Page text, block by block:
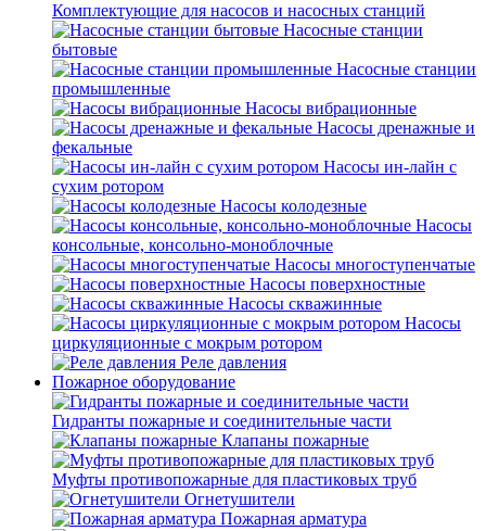
Комплектующие для насосов и насосных станций
Насосные станции
бытовые
Насосные станции
промышленные
Насосы вибрационные
Насосы дренажные и
фекальные
Насосы ин-лайн с
сухим ротором
Насосы колодезные
Насосы
консольные, консольно-моноблочные
Насосы многоступенчатые
Насосы поверхностные
Насосы скважинные
Насосы
циркуляционные с мокрым ротором
Реле давления
Пожарное оборудование
Гидранты пожарные и соединительные части
Клапаны пожарные
Муфты противопожарные для пластиковых труб
Огнетушители
Пожарная арматура